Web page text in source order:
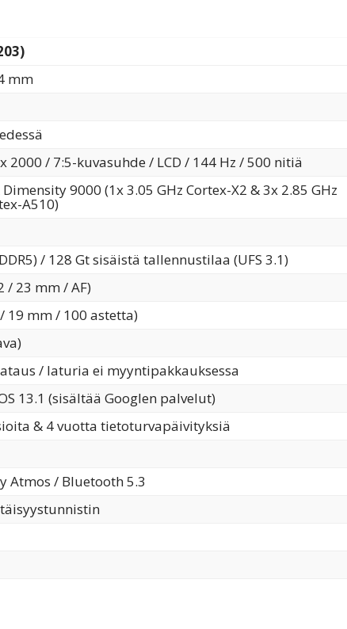
mm
2000 / 7:5-kuvasuhde / LCD / 144 Hz / 500 nitiä
9000 (1x 3.05 GHz Cortex-X2 & 3x 2.85 GHz
A510)
/ 128 Gt sisäistä tallennustilaa (UFS 3.1)
/ 23 mm / AF)
19 mm / 100 astetta)
/ laturia ei myyntipakkauksessa
13.1 (sisältää Googlen palvelut)
& 4 vuotta tietoturvapäivityksiä
Atmos / Bluetooth 5.3